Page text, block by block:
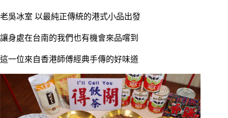
老吳冰室 以最純正傳統的港式小品出發
讓身處在台南的我們也有機會來品嚐到
這一位來自香港師傅經典手傳的好味道